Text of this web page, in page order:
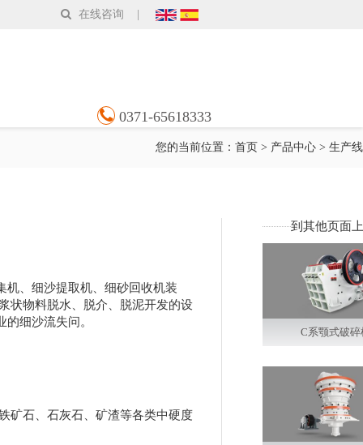
在线咨询
0371-65618333
您的当前位置： 首页 > 产品中心 > 生产
机、细沙提取机、细砂回收机装
状物料脱水、脱介、脱泥开发的设
细沙流失问。
矿石、石灰石、矿渣等各类中硬度
到其他页面
C系颚式破碎